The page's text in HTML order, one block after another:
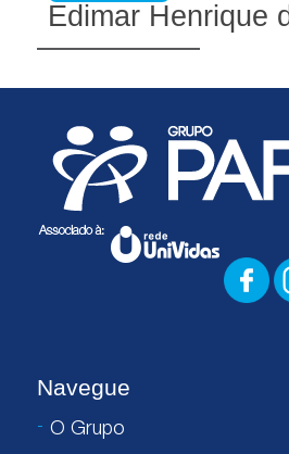
Edimar Henrique
Navegue
O Grupo